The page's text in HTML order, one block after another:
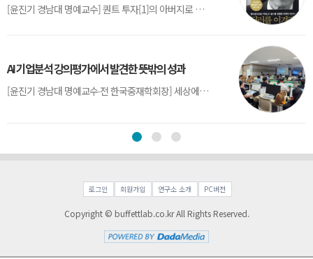
[윤진기 경남대 명예교수] 퀀트 투자[1]의 아버지로 불리는 에드워드 소프(Edward O. Thorp)는 수학계에서 천재로 알려진 인물이다. 그는 수학자이지만, 투자 업계에도 여러 가지 흥미로운 일화를 남겼다.수학을 이용하여 카지노를 이길 수 있는지가 궁금했던 그는 동료 교수가 소개해 준 블랙잭(Blackjack) 전략의 핵심을 손바닥 크기의 종이에 요...
AI 기업분석 강의평가에서 발견한 뜻밖의 성과
[윤진기 경남대 명예교수∙전 한국중재학회장] 세상에는 우연처럼 보이지만 인류의 진보를 이끌어낸 사건들이 있다. 영국의 알렉산더 플레밍(Alexander Fleming)이 곰팡이 핀 페트리 접시(Petri dish)를 버리지 않고[1] 관찰해 페니실린을 발견한 것은 그 대표적 사례다. 무심히 지나쳤다면 결코 없었을 혁신이었다.지난 7월 5일, 필자가 개발한 기업...
로그인 회원가입 연구소 소개 PC버전
Copyright © buffettlab.co.kr All Rights Reserved.